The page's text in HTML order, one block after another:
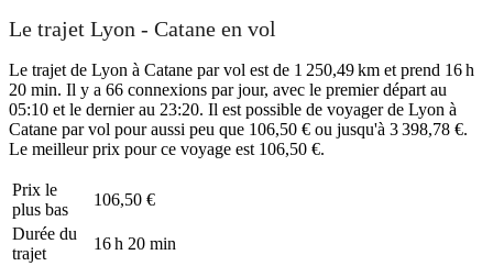
Le trajet Lyon - Catane en vol
Le trajet de Lyon à Catane par vol est de 1 250,49 km et prend 16 h
20 min. Il y a 66 connexions par jour, avec le premier départ au
05:10 et le dernier au 23:20. Il est possible de voyager de Lyon à
Catane par vol pour aussi peu que 106,50 € ou jusqu'à 3 398,78 €.
Le meilleur prix pour ce voyage est 106,50 €.
Prix ​​le
plus bas
106,50 €
Durée du
trajet
16 h 20 min